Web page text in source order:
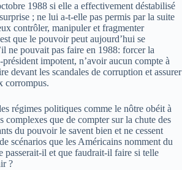
1988 si elle a effectivement déstabilisé
; ne lui a-t-elle pas permis par la suite
contrôler, manipuler et fragmenter
que le pouvoir peut aujourd’hui se
ne pouvait pas faire en 1988: forcer la
impotent, n’avoir aucun compte à
devant les scandales de corruption et assurer
corrompus.
régimes politiques comme le nôtre obéit à
complexes que de compter sur la chute des
du pouvoir le savent bien et ne cessent
scénarios que les Américains nomment du
passerait-il et que faudrait-il faire si telle
?